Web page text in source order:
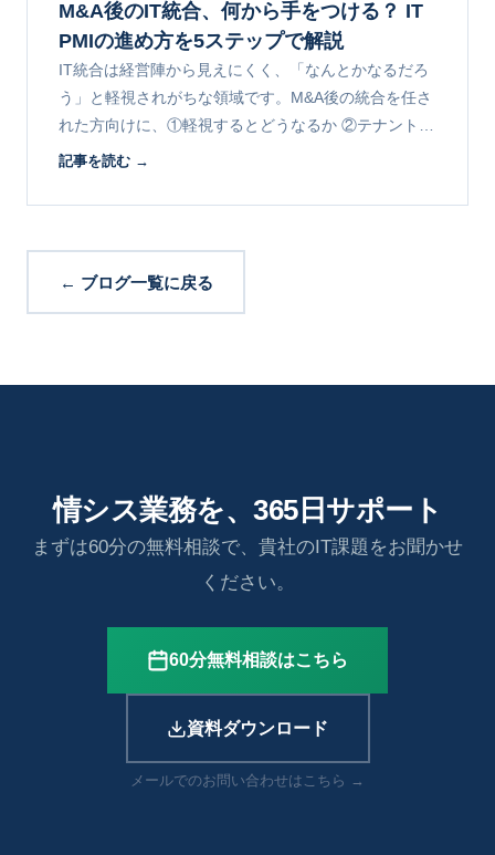
M&A後のIT統合、何から手をつける？ IT
PMIの進め方を5ステップで解説
IT統合は経営陣から見えにくく、「なんとかなるだろ
う」と軽視されがちな領域です。M&A後の統合を任さ
れた方向けに、①軽視するとどうなるか ②テナント統
合からポリシー統一までの5ステップ ③全体像を解説
記事を読む →
← ブログ一覧に戻る
情シス業務を、365日サポート
まずは60分の無料相談で、貴社のIT課題をお聞かせ
ください。
60分無料相談はこちら
資料ダウンロード
メールでのお問い合わせはこちら →